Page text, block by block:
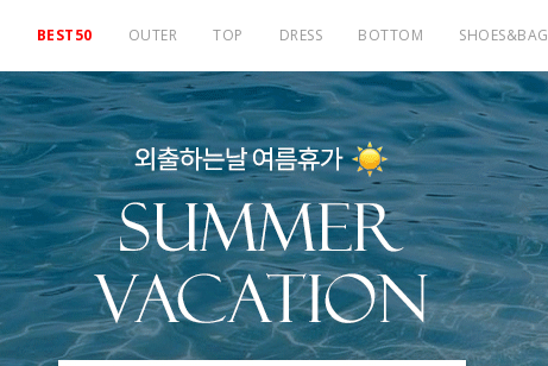
BEST50 OUTER TOP DRESS BOTTOM SHOES&BAG